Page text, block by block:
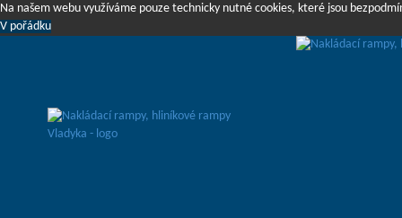
Na našem webu využíváme pouze technicky nutné cookies, které jsou
V pořádku